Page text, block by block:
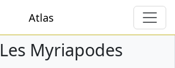
Atlas
Les Myriapodes